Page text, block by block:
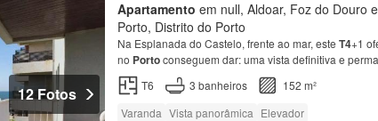
12 Fotos
Apartamento em null, Aldoar, Foz do Douro
Porto, Distrito do Porto
Na Esplanada do Castelo, frente ao mar, este T4+1
no Portoconseguem dar: uma vista definitiva e
quartos, dois são suíte, complementados por uma
T6 3 banheiros
152 m²
Varanda Vista panorâmica Elevador